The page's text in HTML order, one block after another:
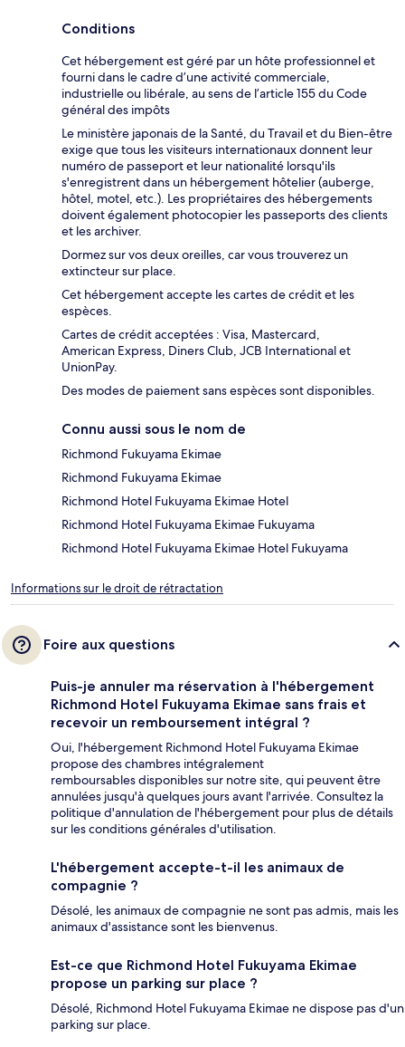
Conditions
Cet hébergement est géré par un hôte professionnel et
fourni dans le cadre d’une activité commerciale,
industrielle ou libérale, au sens de l’article 155 du Code
général des impôts
Le ministère japonais de la Santé, du Travail et du Bien-être
exige que tous les visiteurs internationaux donnent leur
numéro de passeport et leur nationalité lorsqu'ils
s'enregistrent dans un hébergement hôtelier (auberge,
hôtel, motel, etc.). Les propriétaires des hébergements
doivent également photocopier les passeports des clients
et les archiver.
Dormez sur vos deux oreilles, car vous trouverez un
extincteur sur place.
Cet hébergement accepte les cartes de crédit et les
espèces.
Cartes de crédit acceptées : Visa, Mastercard,
American Express, Diners Club, JCB International et
UnionPay.
Des modes de paiement sans espèces sont disponibles.
Connu aussi sous le nom de
Richmond Fukuyama Ekimae
Richmond Fukuyama Ekimae
Richmond Hotel Fukuyama Ekimae Hotel
Richmond Hotel Fukuyama Ekimae Fukuyama
Richmond Hotel Fukuyama Ekimae Hotel Fukuyama
Informations sur le droit de rétractation
Foire aux questions
Puis-je annuler ma réservation à l'hébergement
Richmond Hotel Fukuyama Ekimae sans frais et
recevoir un remboursement intégral ?
Oui, l'hébergement Richmond Hotel Fukuyama Ekimae
propose des chambres intégralement
remboursables disponibles sur notre site, qui peuvent être
annulées jusqu'à quelques jours avant l'arrivée. Consultez la
politique d'annulation de l'hébergement pour plus de détails
sur les conditions générales d'utilisation.
L'hébergement accepte-t-il les animaux de
compagnie ?
Désolé, les animaux de compagnie ne sont pas admis, mais les
animaux d'assistance sont les bienvenus.
Est-ce que Richmond Hotel Fukuyama Ekimae
propose un parking sur place ?
Désolé, Richmond Hotel Fukuyama Ekimae ne dispose pas d'un
parking sur place.